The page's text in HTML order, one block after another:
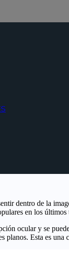
dentro de la
en los últimos
ocular y se
planos. Esta es